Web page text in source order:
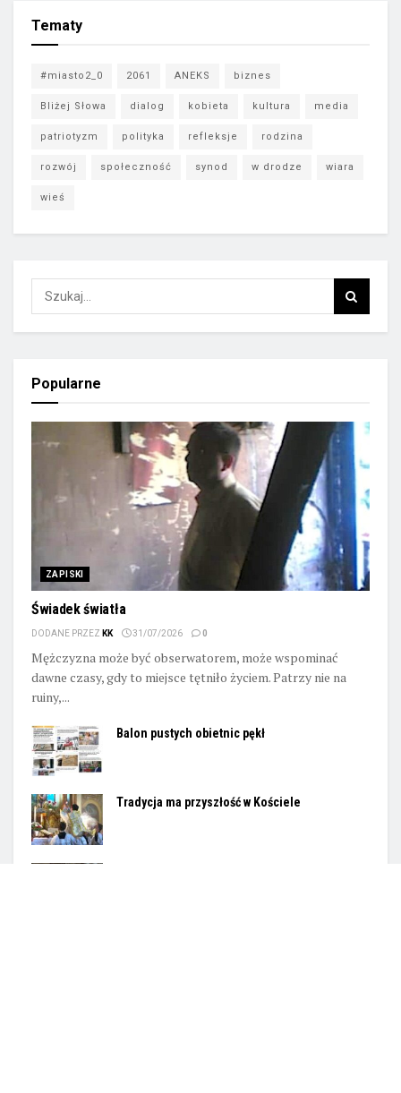
Tematy
#miasto2_0 2061 ANEKS biznes
Bliżej Słowa dialog kobieta kultura media
patriotyzm polityka refleksje rodzina
rozwój społeczność synod w drodze wiara
wieś
Popularne
ZAPISKI
Świadek światła
DODANE PRZEZ KK 31/07/2026 0
Mężczyzna może być obserwatorem, może wspominać
dawne czasy, gdy to miejsce tętniło życiem. Patrzy nie na
ruiny,...
Balon pustych obietnic pękł
Tradycja ma przyszłość w Kościele